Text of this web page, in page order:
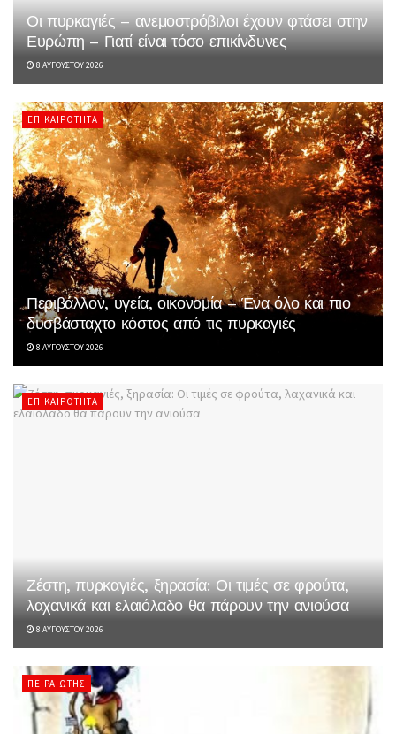
Οι πυρκαγιές – ανεμοστρόβιλοι έχουν φτάσει στην
Ευρώπη – Γιατί είναι τόσο επικίνδυνες
8 ΑΥΓΟΎΣΤΟΥ 2026
ΕΠΙΚΑΙΡΌΤΗΤΑ
Περιβάλλον, υγεία, οικονομία – Ένα όλο και πιο
δυσβάσταχτο κόστος από τις πυρκαγιές
8 ΑΥΓΟΎΣΤΟΥ 2026
ΕΠΙΚΑΙΡΌΤΗΤΑ
Ζέστη, πυρκαγιές, ξηρασία: Οι τιμές σε φρούτα,
λαχανικά και ελαιόλαδο θα πάρουν την ανιούσα
8 ΑΥΓΟΎΣΤΟΥ 2026
ΠΕΙΡΑΙΏΤΗΣ